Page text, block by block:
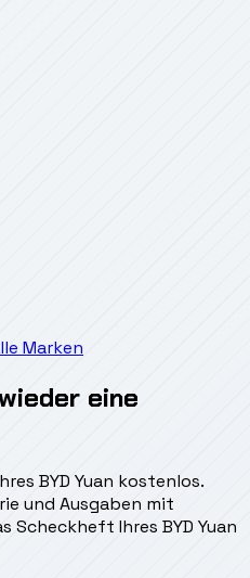
Marken
eine
BYD Yuan kostenlos.
und Ausgaben mit
Scheckheft Ihres BYD Yuan